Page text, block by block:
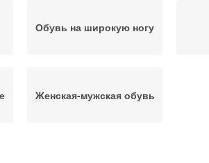
Обувь на широкую ногу
Женская-мужская обувь